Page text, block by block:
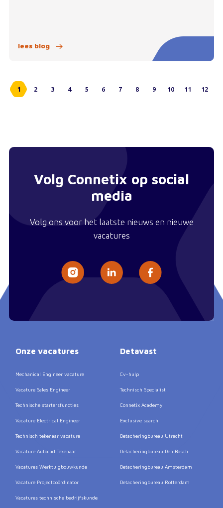
lees blog
1 2 3 4 5 6 7 8 9 10 11 12
Volg Connetix op social
media
Volg ons voor het laatste nieuws en nieuwe
vacatures
Onze vacatures
Mechanical Engineer vacature
Vacature Sales Engineer
Technische startersfuncties
Vacature Electrical Engineer
Technisch tekenaar vacature
Vacature Autocad Tekenaar
Vacatures Werktuigbouwkunde
Vacature Projectcoördinator
Vacatures technische bedrijfskunde
Detavast
Cv-hulp
Technisch Specialist
Connetix Academy
Exclusive search
Detacheringbureau Utrecht
Detacheringbureau Den Bosch
Detacheringbureau Amsterdam
Detacheringbureau Rotterdam